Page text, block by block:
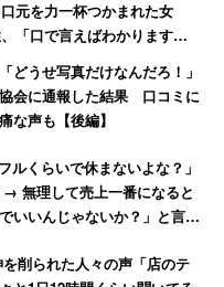
元を力一杯つかまれた女
「口で言えばわかります
！」と顎をつかみ返し反撃 →
退職
どうせ写真だけなんだろ！」
会に通報した結果 口コミに
な声も【後編】
ルくらいで休まないよな？」
→ 無理して売上一番になると
いいんじゃないか？」と言わ
削られた人々の声「店のテ